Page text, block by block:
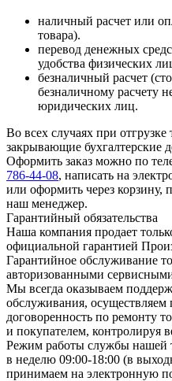
наличный расчет или
товара).
перевод денежных
удобства физических
безналичный расчет
безналичному расчету
юридических лиц.
Во всех случаях при
закрывающие бухгалтерские
Оформить заказ можно по
786-44-08, написать на
или оформить через корзину,
наш менеджер.
Гарантийный обязательства
Наша компания продает
официальной гарантией
Гарантийное обслуживание
авторизованными
Мы всегда оказываем
обслуживания, осуществляем
договоренность по ремонту
и покупателем, контролируя
Режим работы службы нашей
в неделю 09:00-18:00 (в
принимаем на электронную